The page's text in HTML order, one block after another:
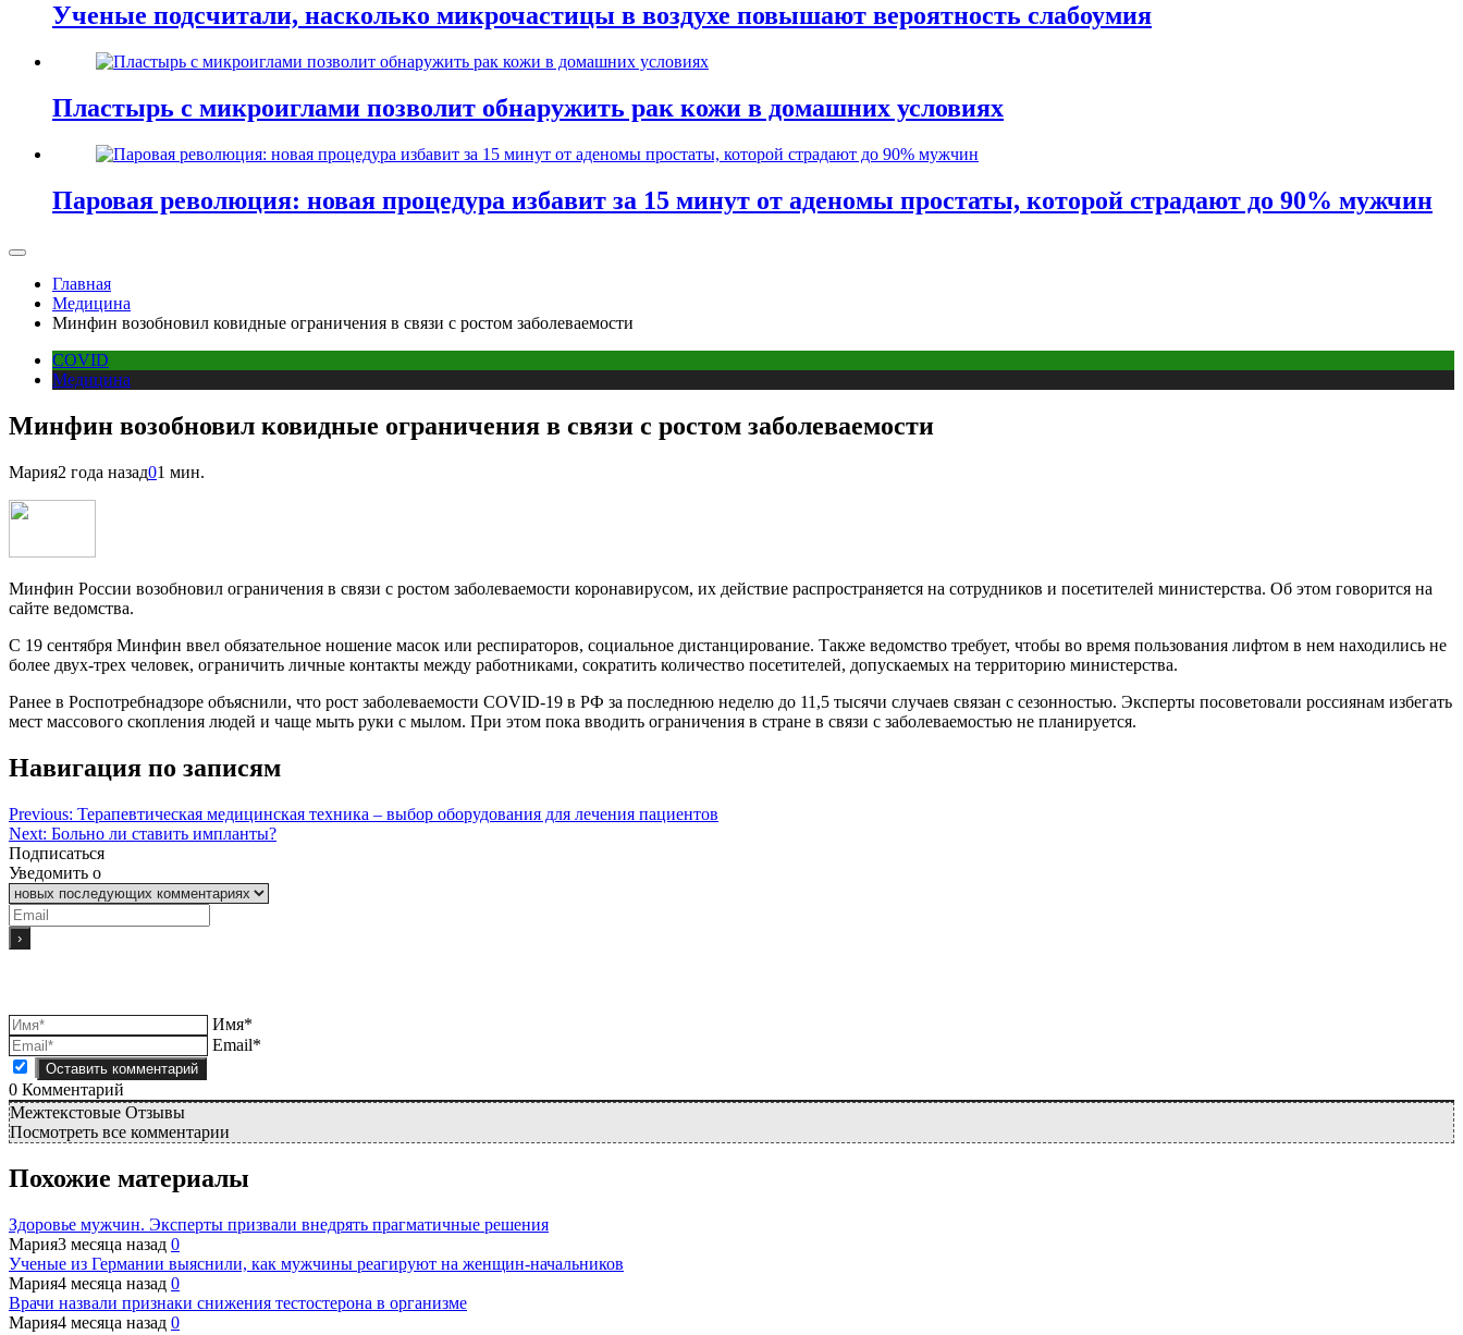
Ученые подсчитали, насколько микрочастицы в воздухе повышают вероятность слабоумия
Пластырь с микроиглами позволит обнаружить рак кожи в домашних условиях
Паровая революция: новая процедура избавит за 15 минут от аденомы простаты, которой страдают до 90% мужчин
Главная
Медицина
Минфин возобновил ковидные ограничения в связи с ростом заболеваемости
COVID
Медицина
Минфин возобновил ковидные ограничения в связи с ростом заболеваемости
Мария2 года назад01 мин.
Минфин России возобновил ограничения в связи с ростом заболеваемости коронавирусом, их действие распространяется на сотрудников и посетителей министерства. Об этом говорится на
сайте ведомства.
С 19 сентября Минфин ввел обязательное ношение масок или респираторов, социальное дистанцирование. Также ведомство требует, чтобы во время пользования лифтом в нем находились не
более двух-трех человек, ограничить личные контакты между работниками, сократить количество посетителей, допускаемых на территорию министерства.
Ранее в Роспотребнадзоре объяснили, что рост заболеваемости COVID-19 в РФ за последнюю неделю до 11,5 тысячи случаев связан с сезонностью. Эксперты посоветовали россиянам избегать
мест массового скопления людей и чаще мыть руки с мылом. При этом пока вводить ограничения в стране в связи с заболеваемостью не планируется.
Навигация по записям
Previous: Терапевтическая медицинская техника – выбор оборудования для лечения пациентов
Next: Больно ли ставить импланты?
Подписаться
Уведомить о
Имя*
Email*
0 Комментарий
Межтекстовые Отзывы
Посмотреть все комментарии
Похожие материалы
Здоровье мужчин. Эксперты призвали внедрять прагматичные решения
Мария3 месяца назад 0
Ученые из Германии выяснили, как мужчины реагируют на женщин-начальников
Мария4 месяца назад 0
Врачи назвали признаки снижения тестостерона в организме
Мария4 месяца назад 0